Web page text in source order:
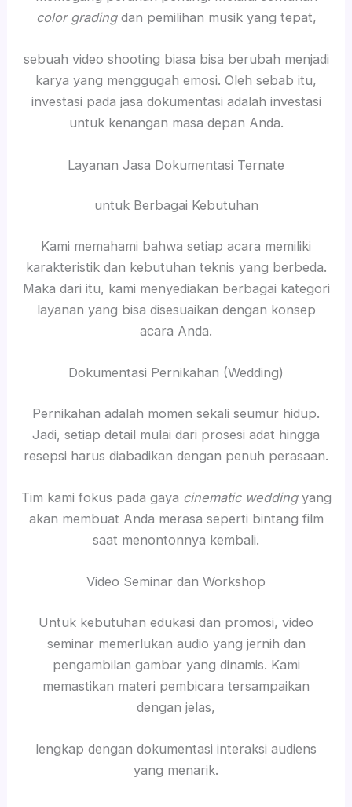
color gradingdan pemilihan musik yang tepat,
sebuah video shooting biasa bisa berubah menjadi
karya yang menggugah emosi. Oleh sebab itu,
investasi pada jasa dokumentasi adalah investasi
untuk kenangan masa depan Anda.
Layanan Jasa Dokumentasi Ternate
untuk Berbagai Kebutuhan
Kami memahami bahwa setiap acara memiliki
karakteristik dan kebutuhan teknis yang berbeda.
Maka dari itu, kami menyediakan berbagai kategori
layanan yang bisa disesuaikan dengan konsep
acara Anda.
Dokumentasi Pernikahan (Wedding)
Pernikahan adalah momen sekali seumur hidup.
Jadi, setiap detail mulai dari prosesi adat hingga
resepsi harus diabadikan dengan penuh perasaan.
Tim kami fokus pada gaya cinematic weddingyang
akan membuat Anda merasa seperti bintang film
saat menontonnya kembali.
Video Seminar dan Workshop
Untuk kebutuhan edukasi dan promosi, video
seminar memerlukan audio yang jernih dan
pengambilan gambar yang dinamis. Kami
memastikan materi pembicara tersampaikan
dengan jelas,
lengkap dengan dokumentasi interaksi audiens
yang menarik.